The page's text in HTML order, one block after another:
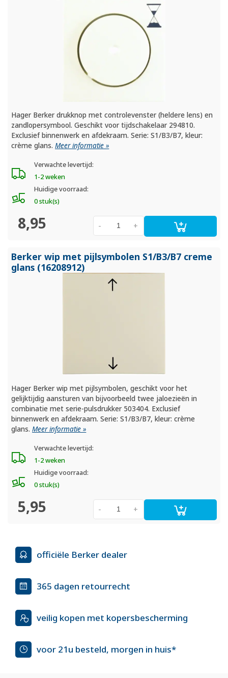
Hager Berker drukknop met controlevenster (heldere lens) en
zandlopersymbool. Geschikt voor tijdschakelaar 294810.
Exclusief binnenwerk en afdekraam. Serie: S1/B3/B7, kleur:
crème glans.Meer informatie »
Verwachte levertijd:
1-2 weken
Huidige voorraad:
0 stuk(s)
8,95 +
-
Berker wip met pijlsymbolen S1/B3/B7 creme
glans (16208912)
Hager Berker wip met pijlsymbolen, geschikt voor het
gelijktijdig aansturen van bijvoorbeeld twee jaloezieën in
combinatie met serie-pulsdrukker 503404. Exclusief
binnenwerk en afdekraam. Serie: S1/B3/B7, kleur: crème
glans.Meer informatie »
Verwachte levertijd:
1-2 weken
Huidige voorraad:
0 stuk(s)
5,95 +
-
officiële Berker dealer
365 dagen retourrecht
veilig kopen met kopersbescherming
voor 21u besteld, morgen in huis*